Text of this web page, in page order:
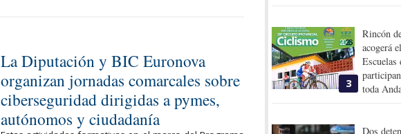
La Diputación y BIC Euronova
organizan jornadas comarcales sobre
ciberseguridad dirigidas a pymes,
autónomos y ciudadanía
3
Rincón
acogerá
toda
Dos